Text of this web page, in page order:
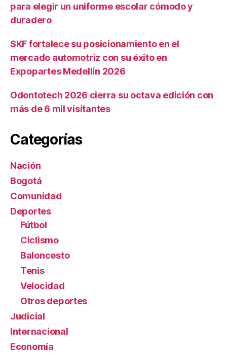
para elegir un uniforme escolar cómodo y
duradero
SKF fortalece su posicionamiento en el
mercado automotriz con su éxito en
Expopartes Medellín 2026
Odontotech 2026 cierra su octava edición con
más de 6 mil visitantes
Categorías
Nación
Bogotá
Comunidad
Deportes
Fútbol
Ciclismo
Baloncesto
Tenis
Velocidad
Otros deportes
Judicial
Internacional
Economía